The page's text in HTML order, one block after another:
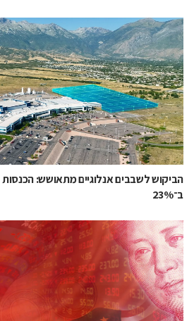
הביקוש לשבבים אנלוגיים מתאושש:
ב־23%